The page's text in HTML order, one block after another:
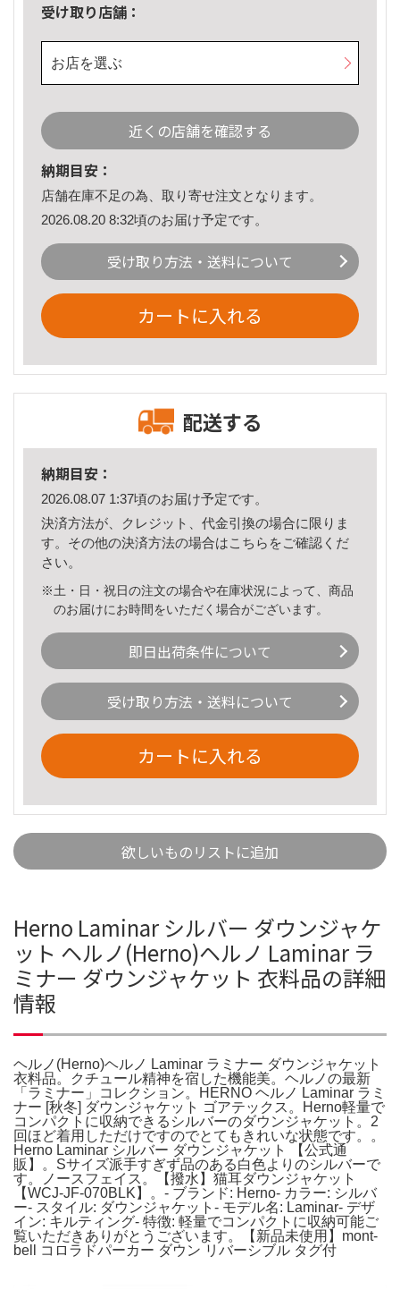
受け取り店舗：
お店を選ぶ
近くの店舗を確認する
納期目安：
店舗在庫不足の為、取り寄せ注文となります。
2026.08.20 8:32頃のお届け予定です。
受け取り方法・送料について
カートに入れる
配送する
納期目安：
2026.08.07 1:37頃のお届け予定です。
決済方法が、クレジット、代金引換の場合に限りま
す。その他の決済方法の場合はこちら をご確認くだ
さい。
※土・日・祝日の注文の場合や在庫状況によって、商品
のお届けにお時間をいただく場合がございます。
即日出荷条件について
受け取り方法・送料について
カートに入れる
欲しいものリストに追加
Herno Laminar シルバー ダウンジャケ
ット ヘルノ(Herno)ヘルノ Laminar ラ
ミナー ダウンジャケット 衣料品の詳細
情報
ヘルノ(Herno)ヘルノ Laminar ラミナー ダウンジャケット
衣料品。クチュール精神を宿した機能美。ヘルノの最新
「ラミナー」コレクション。HERNO ヘルノ Laminar ラミ
ナー [秋冬] ダウンジャケット ゴアテックス。Herno軽量で
コンパクトに収納できるシルバーのダウンジャケット。2
回ほど着用しただけですのでとてもきれいな状態です。。
Herno Laminar シルバー ダウンジャケット 【公式通
販】。Sサイズ派手すぎず品のある白色よりのシルバーで
す。ノースフェイス。【撥水】猫耳ダウンジャケット
【WCJ-JF-070BLK】。- ブランド: Herno- カラー: シルバ
ー- スタイル: ダウンジャケット- モデル名: Laminar- デザ
イン: キルティング- 特徴: 軽量でコンパクトに収納可能ご
覧いただきありがとうございます。【新品未使用】mont-
bell コロラドパーカー ダウン リバーシブル タグ付